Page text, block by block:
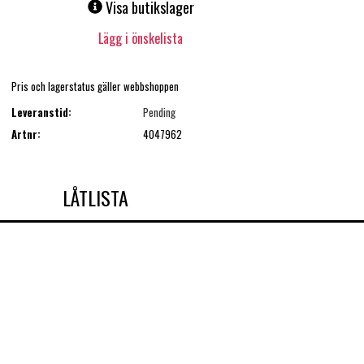
Visa butikslager
Lägg i önskelista
Pris och lagerstatus gäller webbshoppen
Leveranstid:
Pending
Artnr:
4047962
LÅTLISTA